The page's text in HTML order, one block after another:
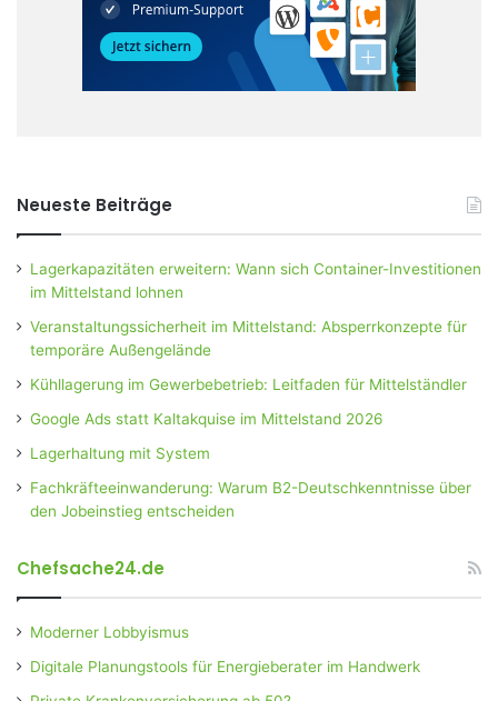
Neueste Beiträge
Lagerkapazitäten erweitern: Wann sich Container-Investitionen
im Mittelstand lohnen
Veranstaltungssicherheit im Mittelstand: Absperrkonzepte für
temporäre Außengelände
Kühllagerung im Gewerbebetrieb: Leitfaden für Mittelständler
Google Ads statt Kaltakquise im Mittelstand 2026
Lagerhaltung mit System
Fachkräfteeinwanderung: Warum B2-Deutschkenntnisse über
den Jobeinstieg entscheiden
Chefsache24.de
Moderner Lobbyismus
Digitale Planungstools für Energieberater im Handwerk